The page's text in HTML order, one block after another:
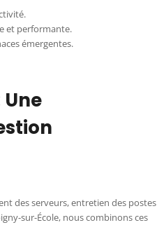
et performante.
émergentes.
des serveurs, entretien des postes
sur-École, nous combinons ces